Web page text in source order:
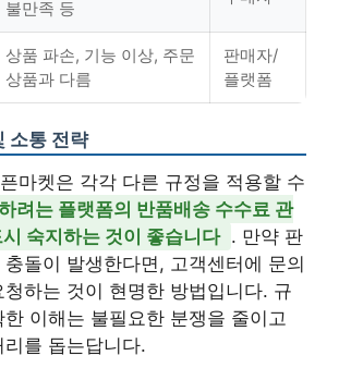
불만족 등
상품 파손, 기능 이상, 주문
상품과 다름
판매자/
플랫폼
소통 전략
마켓은 각각 다른 규정을 적용할 수
려는 플랫폼의 반품배송 수수료 관
숙지하는 것이 좋습니다 . 만약 판
돌이 발생한다면, 고객센터에 문의
하는 것이 현명한 방법입니다. 규
이해는 불필요한 분쟁을 줄이고
를 돕는답니다.